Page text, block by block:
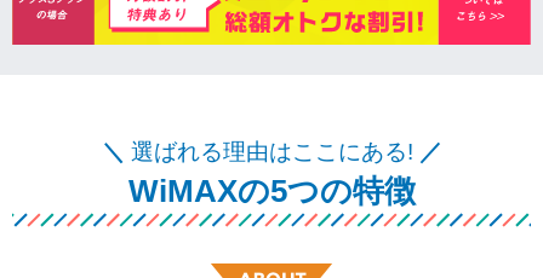
＼ 選ばれる理由はここにある! ／
WiMAXの5つの特徴